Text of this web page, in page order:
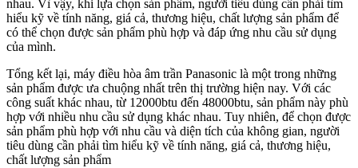
nhau. Vì vậy, khi lựa chọn sản phẩm, người tiêu dùng cần phải tìm
hiểu kỹ về tính năng, giá cả, thương hiệu, chất lượng sản phẩm để
có thể chọn được sản phẩm phù hợp và đáp ứng nhu cầu sử dụng
của mình.
Tổng kết lại, máy điều hòa âm trần Panasonic là một trong những
sản phẩm được ưa chuộng nhất trên thị trường hiện nay. Với các
công suất khác nhau, từ 12000btu đến 48000btu, sản phẩm này phù
hợp với nhiều nhu cầu sử dụng khác nhau. Tuy nhiên, để chọn được
sản phẩm phù hợp với nhu cầu và diện tích của không gian, người
tiêu dùng cần phải tìm hiểu kỹ về tính năng, giá cả, thương hiệu,
chất lượng sản phẩm